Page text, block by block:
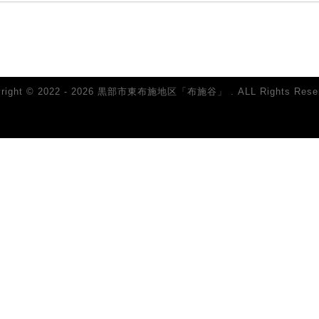
© 2022 - 2026 黒部市東布施地区「布施谷」 . ALL Rights